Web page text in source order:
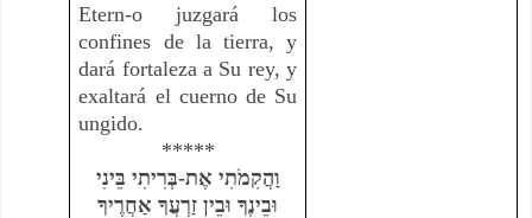
Etern-o juzgará los
confines de la tierra, y
dará fortaleza a Su rey, y
exaltará el cuerno de Su
ungido.
*****
וַהֲקִמֹתִי אֶת-בְּרִיתִי בֵּינִי
וּבֵינֶךָ וּבֵין זַרְעֲךָ אַחֲרֶיךָ